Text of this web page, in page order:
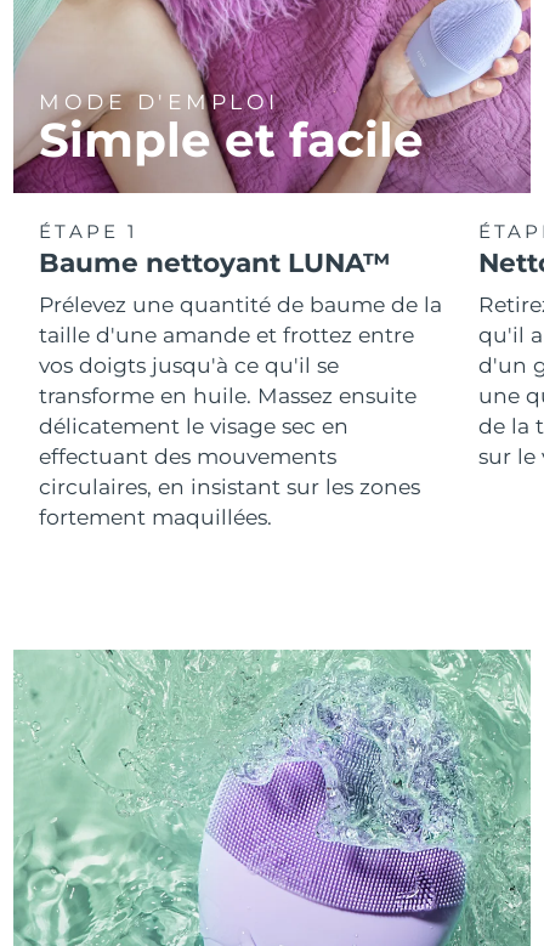
MODE D'EMPLOI
Simple et facile
ÉTAPE 1
Baume nettoyant LUNA™
Prélevez une quantité de baume de la
taille d'une amande et frottez entre
vos doigts jusqu'à ce qu'il se
transforme en huile. Massez ensuite
délicatement le visage sec en
effectuant des mouvements
circulaires, en insistant sur les zones
fortement maquillées.
qu'il
d'un
une
de la
sur le